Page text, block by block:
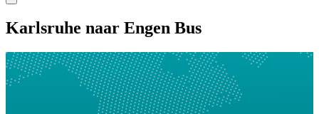
Karlsruhe naar Engen Bus